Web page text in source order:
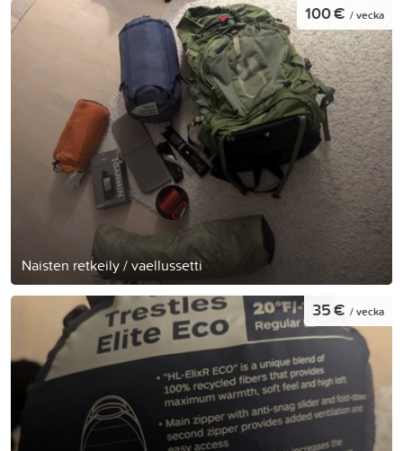
Naisten retkeily / vaellussetti
100 € / vecka
35 € / vecka